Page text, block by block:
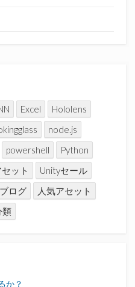
Excel
Hololens
node.js
powershell
Python
ット
Unityセール
ブログ
人気アセット
類
か？